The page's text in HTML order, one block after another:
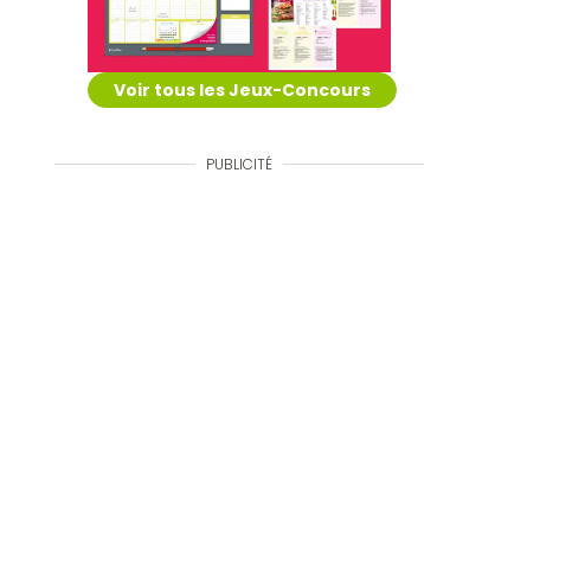
Voir tous les Jeux-Concours
PUBLICITÉ